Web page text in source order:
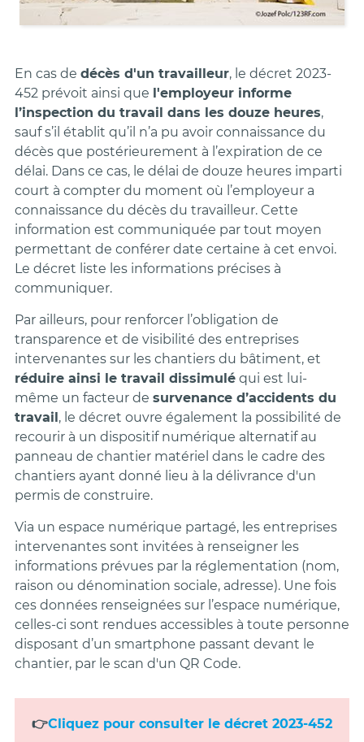
En cas de décès d'un travailleur, le décret 2023-
452 prévoit ainsi que l'employeur informe
l’inspection du travail dans les douze heures,
sauf s’il établit qu’il n’a pu avoir connaissance du
décès que postérieurement à l’expiration de ce
délai. Dans ce cas, le délai de douze heures imparti
court à compter du moment où l’employeur a
connaissance du décès du travailleur. Cette
information est communiquée par tout moyen
permettant de conférer date certaine à cet envoi.
Le décret liste les informations précises à
communiquer.
Par ailleurs, pour renforcer l’obligation de
transparence et de visibilité des entreprises
intervenantes sur les chantiers du bâtiment, et
réduire ainsi le travail dissimuléqui est lui-
même un facteur de survenance d’accidents du
travail, le décret ouvre également la possibilité de
recourir à un dispositif numérique alternatif au
panneau de chantier matériel dans le cadre des
chantiers ayant donné lieu à la délivrance d'un
permis de construire.
Via un espace numérique partagé, les entreprises
intervenantes sont invitées à renseigner les
informations prévues par la réglementation (nom,
raison ou dénomination sociale, adresse). Une fois
ces données renseignées sur l’espace numérique,
celles-ci sont rendues accessibles à toute personne
disposant d’un smartphone passant devant le
chantier, par le scan d'un QR Code.
👉Cliquez pour consulter le décret 2023-452